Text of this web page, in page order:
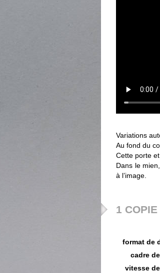
Variations
Au fond du
Cette porte et
Dans le
à l’image.
1
format de
cadre
vitesse